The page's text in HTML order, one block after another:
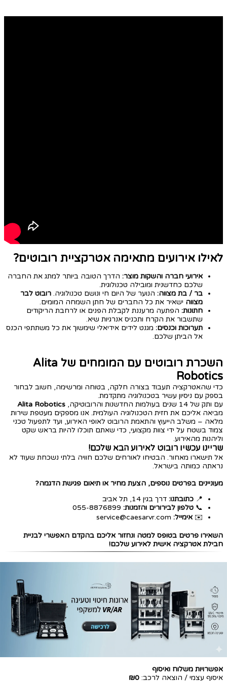
לאילו אירועים מתאימה אטרקציית רובוטים?
אירועי חברה והשקות מוצר: הדרך הטובה ביותר למתג את החברה
שלכם כחדשנית ומובילה טכנולוגית.
בר / בת מצווה: הנוער של היום חי ונושם טכנולוגיה. רובוט לבר
מצווה ישאיר את כל החברים של חתן השמחה המומים.
חתונות: הפתעה מרעננת לקבלת הפנים או לרחבת הריקודים
שתשבור את הקרח ותכניס אנרגיות שיא.
תערוכות וכנסים: מגנט לידים אידיאלי שימשוך את כל משתתפי הכנס
אל הביתן שלכם.
השכרת רובוטים עם המומחים של Alita
Robotics
כדי שהאטרקציה תעבוד בצורה חלקה, בטוחה ומרשימה, חשוב לבחור
בספק עם ניסיון עשיר בטכנולוגיה מתקדמת.
עם ותק של 14 שנים בעולמות החדשנות והרובוטיקה,
Alita Robotics
מביאה אליכם את חזית הטכנולוגיה העולמית. אנו מספקים מעטפת שירות
מלאה – משלב הייעוץ והתאמת הרובוט לאופי האירוע, ועד לתפעול טכני
צמוד בשטח על ידי צוות מקצועי, כדי שאתם תוכלו להיות בראש שקט
וליהנות מהאירוע.
שריינו עכשיו רובוט לאירוע הבא שלכם!
אל תישארו מאחור. הבטיחו לאורחים שלכם חוויה בלתי נשכחת שעוד לא
נראתה כמותה בישראל.
​​​​​​​מעוניינים בפרטים נוספים, הצעת מחיר או תיאום פגישת הדגמה?
📍 כתובתנו: דרך בגין 14, תל אביב
📞 טלפון לבירורים והזמנות:
✉️ אימייל:
השאירו פרטים בטופס למטה ונחזור אליכם בהקדם האפשרי לבניית
חבילת אטרקציה אישית לאירוע שלכם!
אפשרויות משלוח ואיסוף
איסוף עצמי / הוצאה לרכב: ₪0